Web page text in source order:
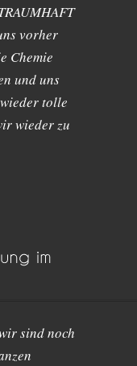
vorher
Chemie
und uns
tolle
wieder zu
sind noch